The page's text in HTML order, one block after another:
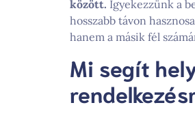
között. Igyekezzünk a
hosszabb távon
hanem a másik fél
Mi segít